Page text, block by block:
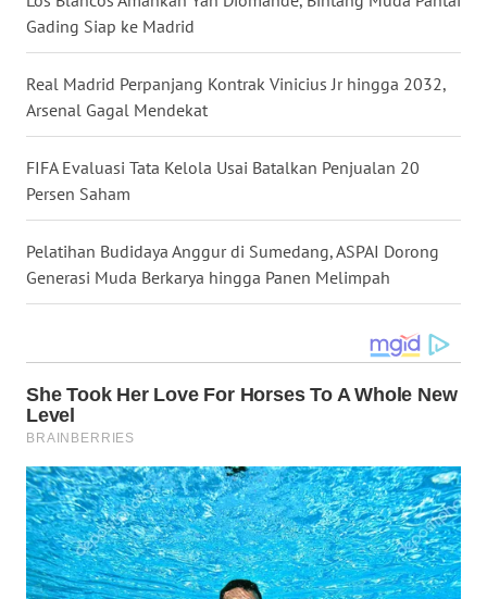
Gading Siap ke Madrid
Real Madrid Perpanjang Kontrak Vinicius Jr hingga 2032,
Arsenal Gagal Mendekat
FIFA Evaluasi Tata Kelola Usai Batalkan Penjualan 20
Persen Saham
Pelatihan Budidaya Anggur di Sumedang, ASPAI Dorong
Generasi Muda Berkarya hingga Panen Melimpah
JATENG
NUSANTARA
JOGJA
JATIM
WN
WN
KALBAR
WN
KALTENG
WN
KALTARA